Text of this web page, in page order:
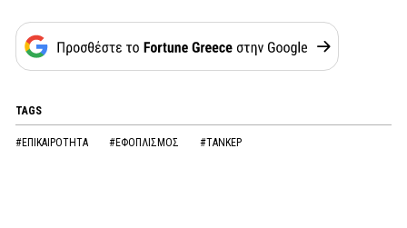
TAGS
#ΕΠΙΚΑΙΡΟΤΗΤΑ #ΕΦΟΠΛΙΣΜΟΣ #ΤΑΝΚΕΡ